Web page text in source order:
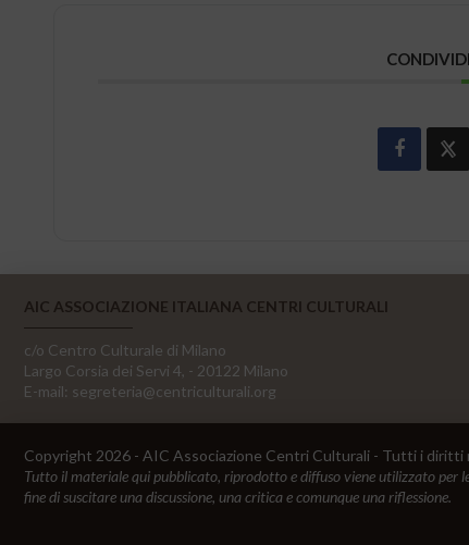
AIC ASSOCIAZIONE ITALIANA CENTRI CULTURALI
c/o Centro Culturale di Milano
Largo Corsia dei Servi 4, - 20122 Milano
E-mail: segreteria@centriculturali.org
Copyright 2026 - AIC Associazione Centri Culturali - Tutti i diritti
Tutto il materiale qui pubblicato, riprodotto e diffuso viene utilizzato per
fine di suscitare una discussione, una critica e comunque una riflessione.